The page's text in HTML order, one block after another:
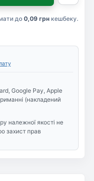
до 0,09 грн кешбеку.
Google Pay, Apple
(накладений
належної якості не
захист прав